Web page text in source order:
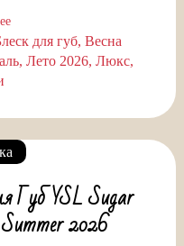
для губ Весна
Лето 2026 Люкс
Губ YSL Sugar
2026